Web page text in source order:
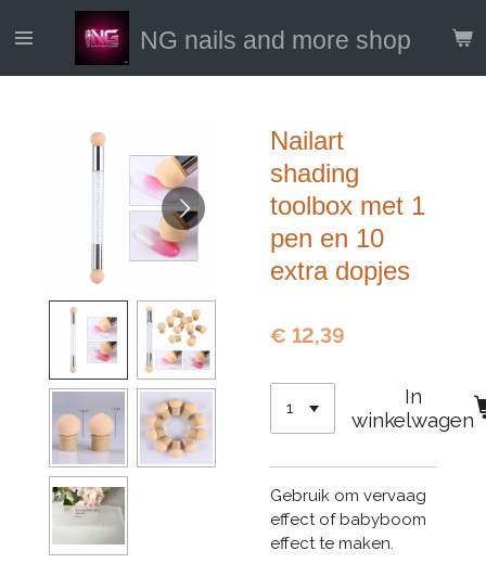
direct
NG nails and more shop
Nailart
shading
toolbox met 1
pen en 10
extra dopjes
€ 12,39
In
winkelwagen
Gebruik om vervaag
effect of babyboom
effect te maken.